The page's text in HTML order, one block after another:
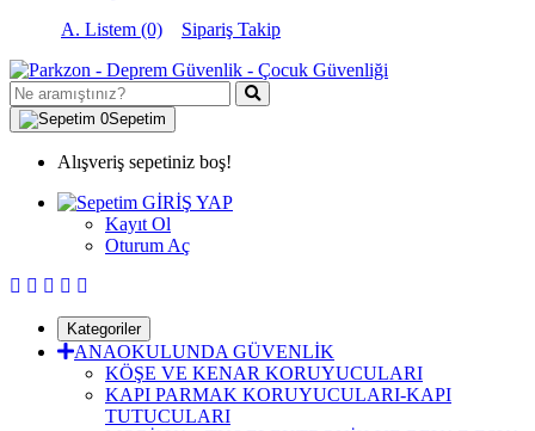
A. Listem (0)
Sipariş Takip
0Sepetim
Alışveriş sepetiniz boş!
GİRİŞ YAP
Kayıt Ol
Oturum Aç
Kategoriler
ANAOKULUNDA GÜVENLİK
KÖŞE VE KENAR KORUYUCULARI
KAPI PARMAK KORUYUCULARI-KAPI
TUTUCULARI